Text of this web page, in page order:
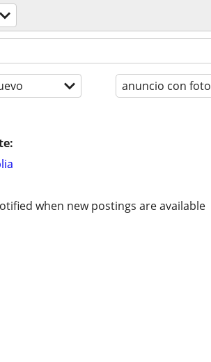
anuncio con foto
when new postings are available